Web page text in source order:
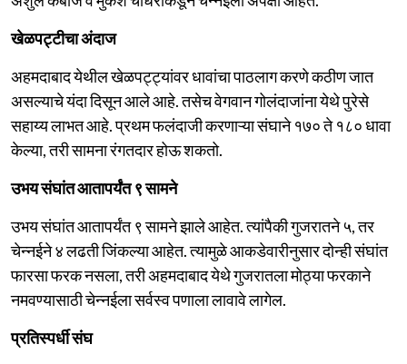
खेळपट्टीचा अंदाज
अहमदाबाद येथील खेळपट्ट्यांवर धावांचा पाठलाग करणे कठीण जात
असल्याचे यंदा दिसून आले आहे. तसेच वेगवान गोलंदाजांना येथे पुरेसे
सहाय्य लाभत आहे. प्रथम फलंदाजी करणाऱ्या संघाने १७० ते १८० धावा
केल्या, तरी सामना रंगतदार होऊ शकतो.
उभय संघांत आतापर्यंत ९ सामने
उभय संघांत आतापर्यंत ९ सामने झाले आहेत. त्यांपैकी गुजरातने ५, तर
चेन्नईने ४ लढती जिंकल्या आहेत. त्यामुळे आकडेवारीनुसार दोन्ही संघांत
फारसा फरक नसला, तरी अहमदाबाद येथे गुजरातला मोठ्या फरकाने
नमवण्यासाठी चेन्नईला सर्वस्व पणाला लावावे लागेल.
प्रतिस्पर्धी संघ